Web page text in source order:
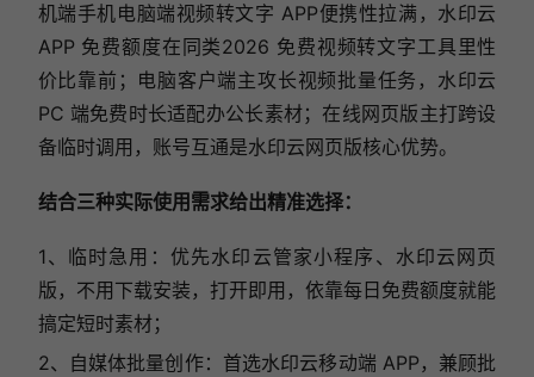
机端手机电脑端视频转文字 APP便携性拉满，水印云
APP 免费额度在同类2026 免费视频转文字工具里性
价比靠前；电脑客户端主攻长视频批量任务，水印云
PC 端免费时长适配办公长素材；在线网页版主打跨设
备临时调用，账号互通是水印云网页版核心优势。
结合三种实际使用需求给出精准选择：
1、临时急用：优先水印云管家小程序、水印云网页
版，不用下载安装，打开即用，依靠每日免费额度就能
搞定短时素材；
2、自媒体批量创作：首选水印云移动端 APP，兼顾批